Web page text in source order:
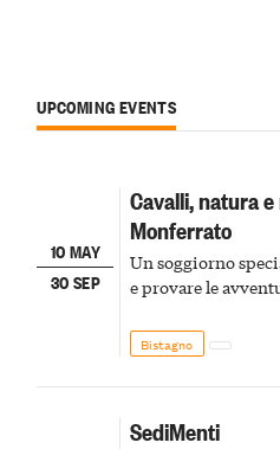
UPCOMING EVENTS
10 MAY
30 SEP
Cavalli, natura
Monferrato
Un soggiorno
e provare le
Bistagno
SediMenti